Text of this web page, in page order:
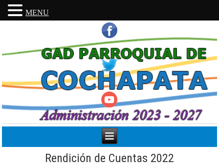
Rendición de Cuentas 2022
MENU